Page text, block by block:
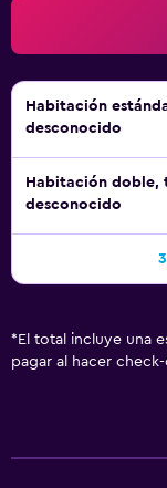
Habitación
desconocido
Habitación doble,
desconocido
* El total incluye una
pagar al hacer